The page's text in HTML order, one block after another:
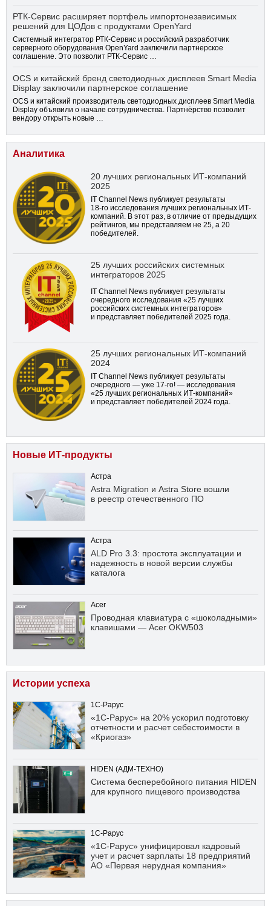
РТК-Сервис расширяет портфель импортонезависимых
решений для ЦОДов с продуктами OpenYard
Системный интегратор РТК-Сервис и российский разработчик
серверного оборудования OpenYard заключили партнерское
соглашение. Это позволит РТК-Сервис …
OCS и китайский бренд светодиодных дисплеев Smart Media
Display заключили партнерское соглашение
OCS и китайский производитель светодиодных дисплеев Smart Media
Display объявили о начале сотрудничества. Партнёрство позволит
вендору открыть новые …
Аналитика
20 лучших региональных ИТ-компаний
2025
IT Channel News публикует результаты
18-го исследования лучших региональных ИТ-
компаний. В этот раз, в отличие от предыдущих
рейтингов, мы представляем не 25, а 20
победителей.
25 лучших российских системных
интеграторов 2025
IT Channel News публикует результаты
очередного исследования «25 лучших
российских системных интеграторов»
и представляет победителей 2025 года.
25 лучших региональных ИТ-компаний
2024
IT Channel News публикует результаты
очередного — уже 17-го! — исследования
«25 лучших региональных ИТ-компаний»
и представляет победителей 2024 года.
Новые ИТ-продукты
Астра
Astra Migration и Astra Store вошли
в реестр отечественного ПО
Астра
ALD Pro 3.3: простота эксплуатации и
надежность в новой версии службы
каталога
Acer
Проводная клавиатура с «шоколадными»
клавишами — Acer OKW503
Истории успеха
1С-Рарус
«1С-Рарус» на 20% ускорил подготовку
отчетности и расчет себестоимости в
«Криогаз»
HIDEN (АДМ-ТЕХНО)
Система бесперебойного питания HIDEN
для крупного пищевого производства
1С-Рарус
«1С-Рарус» унифицировал кадровый
учет и расчет зарплаты 18 предприятий
АО «Первая нерудная компания»